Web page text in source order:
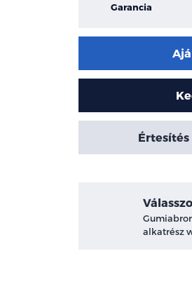
Garancia
alkatrész